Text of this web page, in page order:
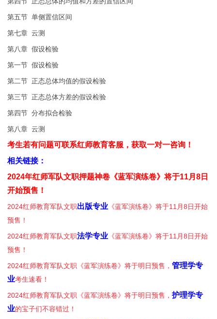
第五节 单侧置信区间
第七章 云测
第八章 假设检验
第一节 假设检验
第二节 正态总体均值的假设检验
第三节 正态总体方差的假设检验
第四节 分布拟合检验
第八章 云测
考生若有问题可联系红师教育客服，获取一对一咨询！
相关链接：
2024年红师军队文职押题神卷《蓝军演练卷》将于11月8日
开始预售！
2024红师教育军队文职出版专业 《蓝军演练卷》将于11月8日开始
预售！
2024红师教育军队文职法学专业 《蓝军演练卷》将于11月8日开始
预售！
2024红师教育军队文职《蓝军演练卷》将于明日预售， 管理学专
业考生速看！
2024红师教育军队文职《蓝军演练卷》将于明日预售， 护理学专
业的宝子们不容错过！